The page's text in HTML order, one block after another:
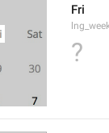
Fri
?